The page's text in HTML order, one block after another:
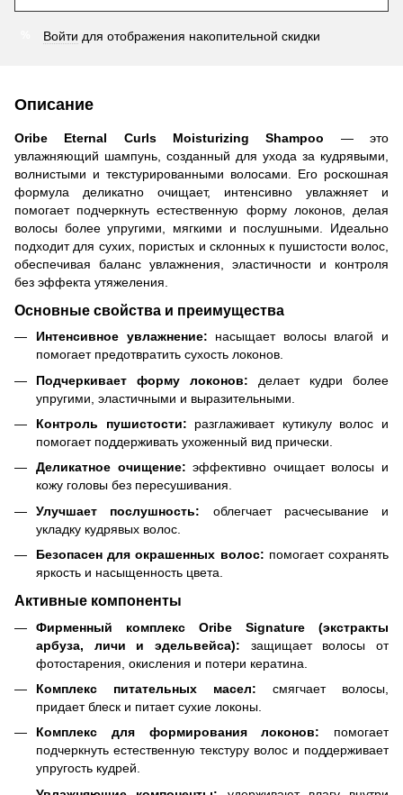
Войти для отображения накопительной скидки
Описание
Oribe Eternal Curls Moisturizing Shampoo — это
увлажняющий шампунь, созданный для ухода за кудрявыми,
волнистыми и текстурированными волосами. Его роскошная
формула деликатно очищает, интенсивно увлажняет и
помогает подчеркнуть естественную форму локонов, делая
волосы более упругими, мягкими и послушными. Идеально
подходит для сухих, пористых и склонных к пушистости волос,
обеспечивая баланс увлажнения, эластичности и контроля
без эффекта утяжеления.
Основные свойства и преимущества
Интенсивное увлажнение: насыщает волосы влагой и
помогает предотвратить сухость локонов.
Подчеркивает форму локонов: делает кудри более
упругими, эластичными и выразительными.
Контроль пушистости: разглаживает кутикулу волос и
помогает поддерживать ухоженный вид прически.
Деликатное очищение: эффективно очищает волосы и
кожу головы без пересушивания.
Улучшает послушность: облегчает расчесывание и
укладку кудрявых волос.
Безопасен для окрашенных волос: помогает сохранять
яркость и насыщенность цвета.
Активные компоненты
Фирменный комплекс Oribe Signature (экстракты
арбуза, личи и эдельвейса): защищает волосы от
фотостарения, окисления и потери кератина.
Комплекс питательных масел: смягчает волосы,
придает блеск и питает сухие локоны.
Комплекс для формирования локонов: помогает
подчеркнуть естественную текстуру волос и поддерживает
упругость кудрей.